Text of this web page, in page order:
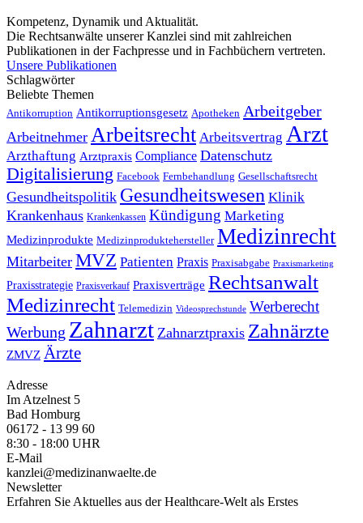
Kompetenz, Dynamik und Aktualität.
Die Rechtsanwälte unserer Kanzlei sind mit zahlreichen
Publikationen in der Fachpresse und in Fachbüchern vertreten.
Unsere Publikationen
Schlagwörter
Beliebte Themen
Antikorruption Antikorruptionsgesetz Apotheken Arbeitgeber
Arbeitnehmer Arbeitsrecht Arbeitsvertrag Arzt
Arzthaftung Arztpraxis Compliance Datenschutz
Digitalisierung Facebook Fernbehandlung Gesellschaftsrecht
Gesundheitspolitik Gesundheitswesen Klinik
Krankenhaus Krankenkassen Kündigung Marketing
Medizinprodukte Medizinproduktehersteller Medizinrecht
Mitarbeiter MVZ Patienten Praxis Praxisabgabe Praxismarketing
Praxisstrategie Praxisverkauf Praxisverträge Rechtsanwalt
Medizinrecht Telemedizin Videosprechstunde Werberecht
Werbung Zahnarzt Zahnarztpraxis Zahnärzte
ZMVZ Ärzte
Adresse
Im Atzelnest 5
Bad Homburg
06172 - 13 99 60
8:30 - 18:00 UHR
E-Mail
kanzlei@medizinanwaelte.de
Newsletter
Erfahren Sie Aktuelles aus der Healthcare-Welt als Erstes